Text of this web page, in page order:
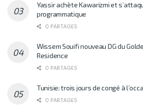
Yassir achète Kawarizmi et
programmatique
0 PARTAGES
Wissem Souifi nouveau DG du
Residence
0 PARTAGES
Tunisie: trois jours de congé à
0 PARTAGES